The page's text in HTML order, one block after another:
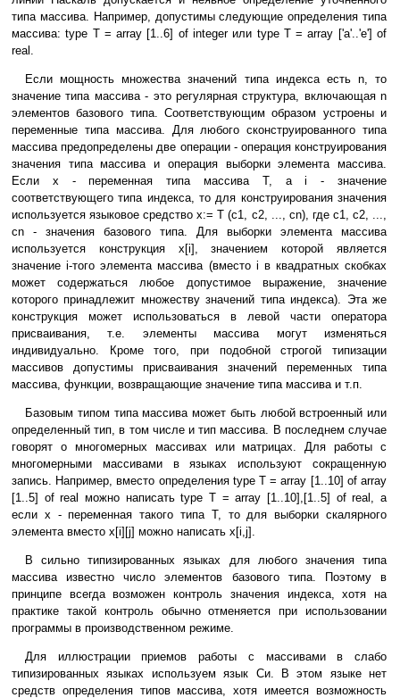
типа массива. Например, допустимы следующие определения типа
массива: type T = array [1..6] of integer или type T = array ['a'..'e'] of
real.
Если мощность множества значений типа индекса есть n, то
значение типа массива - это регулярная структура, включающая n
элементов базового типа. Соответствующим образом устроены и
переменные типа массива. Для любого сконструированного типа
массива предопределены две операции - операция конструирования
значения типа массива и операция выборки элемента массива.
Если x - переменная типа массива T, а i - значение
соответствующего типа индекса, то для конструирования значения
используется языковое средство x:= T (c1, c2, ..., cn), где c1, c2, ...,
cn - значения базового типа. Для выборки элемента массива
используется конструкция x[i], значением которой является
значение i-того элемента массива (вместо i в квадратных скобках
может содержаться любое допустимое выражение, значение
которого принадлежит множеству значений типа индекса). Эта же
конструкция может использоваться в левой части оператора
присваивания, т.е. элементы массива могут изменяться
индивидуально. Кроме того, при подобной строгой типизации
массивов допустимы присваивания значений переменных типа
массива, функции, возвращающие значение типа массива и т.п.
Базовым типом типа массива может быть любой встроенный или
определенный тип, в том числе и тип массива. В последнем случае
говорят о многомерных массивах или матрицах. Для работы с
многомерными массивами в языках используют сокращенную
запись. Например, вместо определения type T = array [1..10] of array
[1..5] of real можно написать type T = array [1..10],[1..5] of real, а
если x - переменная такого типа T, то для выборки скалярного
элемента вместо x[i][j] можно написать x[i,j].
В сильно типизированных языках для любого значения типа
массива известно число элементов базового типа. Поэтому в
принципе всегда возможен контроль значения индекса, хотя на
практике такой контроль обычно отменяется при использовании
программы в производственном режиме.
Для иллюстрации приемов работы с массивами в слабо
типизированных языках используем язык Си. В этом языке нет
средств определения типов массива, хотя имеется возможность